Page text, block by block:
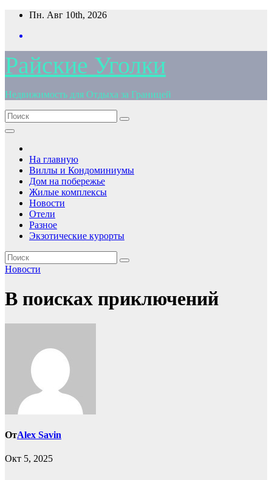
Перейти
содержимому
Пн. Авг 10th, 2026
Райские Уголки
Недвижимость для Отдыха за Границей
На главную
Виллы и Кондоминиумы
Дом на побережье
Жилые комплексы
Новости
Отели
Разное
Экзотические курорты
Новости
В поисках приключений
ОтAlex Savin
Окт 5, 2025